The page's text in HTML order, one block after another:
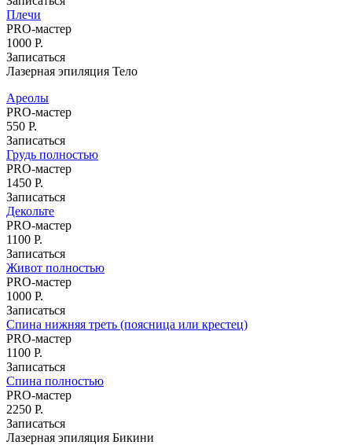
Услуги подолога
Студия загара
Плечи
PRO-мастер
1000 Р.
Записаться
Лазерная эпиляция Тело
Ареолы
PRO-мастер
550 Р.
Записаться
Грудь полностью
PRO-мастер
1450 Р.
Записаться
Декольте
PRO-мастер
1100 Р.
Записаться
Живот полностью
PRO-мастер
1000 Р.
Записаться
Спина нижняя треть (поясница или крестец)
PRO-мастер
1100 Р.
Записаться
Спина полностью
PRO-мастер
2250 Р.
Записаться
Лазерная эпиляция Бикини